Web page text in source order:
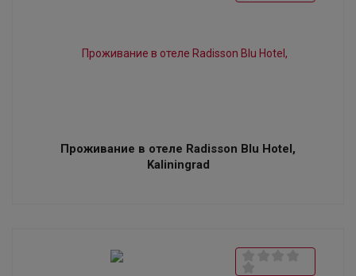
Проживание в отеле Radisson Blu Hotel,
Kaliningrad